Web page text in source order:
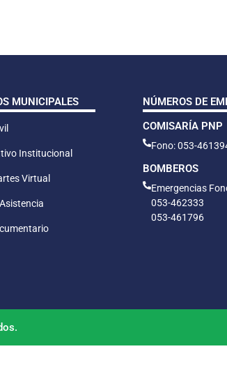
MUNICIPALES
Institucional
Virtual
NÚMEROS DE
COMISARÍA PNP
Fono: 053-
BOMBEROS
Emergencias
053-462333
053-461796